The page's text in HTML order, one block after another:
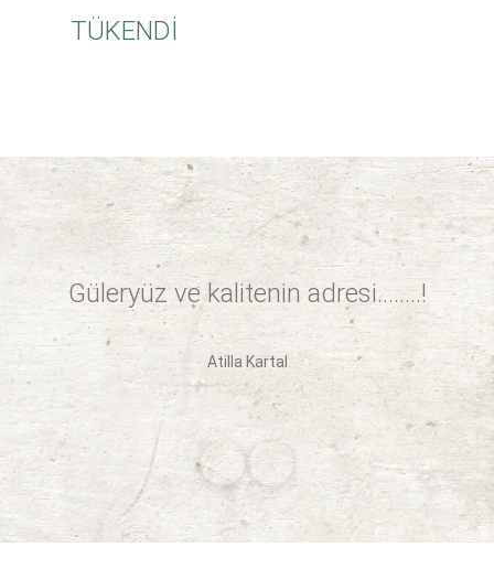
TÜKENDİ
Güleryüz ve kalitenin adresi........!
Atilla Kartal